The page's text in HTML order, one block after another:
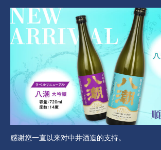
感谢您一直以来对中井酒造的支持。